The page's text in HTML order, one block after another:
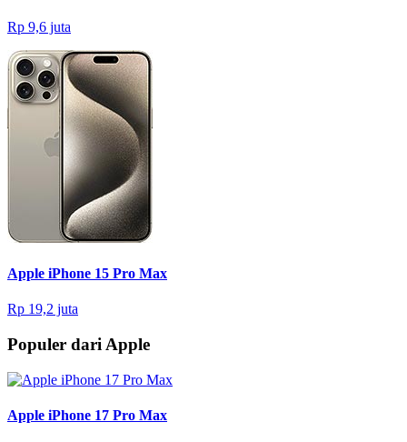
Rp 9,6 juta
Apple iPhone 15 Pro Max
Rp 19,2 juta
Populer dari Apple
Apple iPhone 17 Pro Max